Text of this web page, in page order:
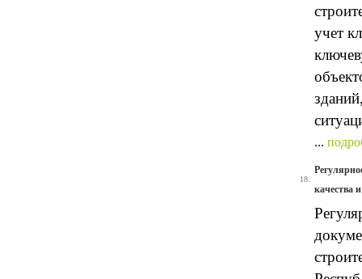
учет
...
18.
качества